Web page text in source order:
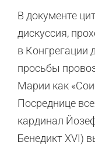
В документе
дискуссия,
в Конгрегации
просьбы
Марии как
Посреднице
кардинал
Бенедикт XVI)